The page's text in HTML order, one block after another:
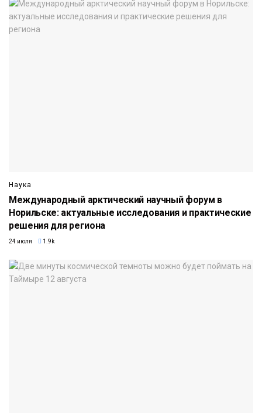
Наука
Международный арктический научный форум в
Норильске: актуальные исследования и практические
решения для региона
24 июля 1.9k